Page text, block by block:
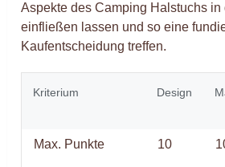
Aspekte des Camping Halstuchs in
einfließen lassen und so eine
Kaufentscheidung treffen.
Kriterium Design
Max. Punkte 10